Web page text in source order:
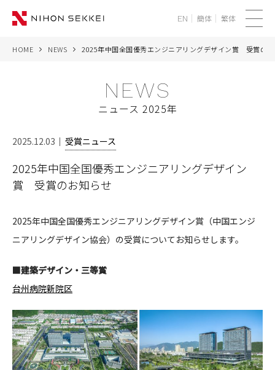
ニ
NEWS
CORPORATE
EN 簡体 繁体
HOME NEWS 2025年中国全国優秀エンジニアリングデザイン賞 受賞の
NEWS
ニュース 2025年
2025.12.03 受賞ニュース
2025年中国全国優秀エンジニアリングデザイン
賞 受賞のお知らせ
2025年中国全国優秀エンジニアリングデザイン賞（中国エンジ
ニアリングデザイン協会） の受賞についてお知らせします。
■建築デザイン・三等賞
台州病院新院区